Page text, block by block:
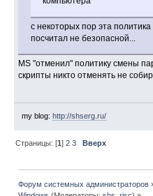
с некоторых пор эта
посчитал не безопасной...
MS "отменил" политику смены
скрипты никто отменять не
my blog: http://shserg.ru/
Страницы: [1]2 3
Вверх
Форум системных администраторов